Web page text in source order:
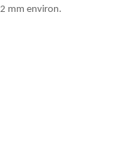
mm environ.